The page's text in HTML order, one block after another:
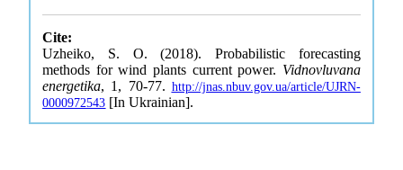
Cite:
Uzheiko, S. O. (2018). Probabilistic forecasting
methods for wind plants current power. Vidnovluvana
energetika, 1, 70-77. http://jnas.nbuv.gov.ua/article/UJRN-
0000972543 [In Ukrainian].